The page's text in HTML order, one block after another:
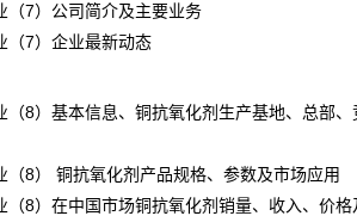
公司简介及主要业务
）企业最新动态
基本信息、铜抗氧化剂生产基地、总部、
铜抗氧化剂产品规格、参数及市场应用
在中国市场铜抗氧化剂销量、收入、价格